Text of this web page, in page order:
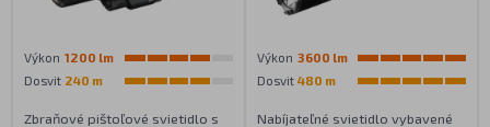
Výkon 1200 lm
Dosvit 240 m
Zbraňové pištoľové svietidlo s
Výkon 3600 lm
Dosvit 480 m
Nabíjateľné svietidlo vybavené